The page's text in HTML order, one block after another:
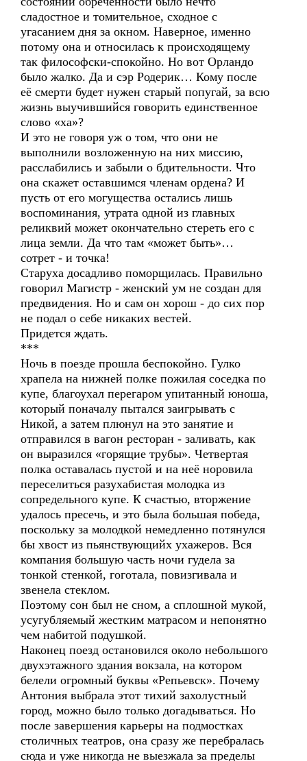
сладостное и томительное, сходное с
угасанием дня за окном. Наверное, именно
потому она и относилась к происходящему
так философски-спокойно. Но вот Орландо
было жалко. Да и сэр Родерик… Кому после
её смерти будет нужен старый попугай, за всю
жизнь выучившийся говорить единственное
слово «ха»?
И это не говоря уж о том, что они не
выполнили возложенную на них миссию,
расслабились и забыли о бдительности. Что
она скажет оставшимся членам ордена? И
пусть от его могущества остались лишь
воспоминания, утрата одной из главных
реликвий может окончательно стереть его с
лица земли. Да что там «может быть»…
сотрет - и точка!
Старуха досадливо поморщилась. Правильно
говорил Магистр - женский ум не создан для
предвидения. Но и сам он хорош - до сих пор
не подал о себе никаких вестей.
Придется ждать.
***
Ночь в поезде прошла беспокойно. Гулко
храпела на нижней полке пожилая соседка по
купе, благоухал перегаром упитанный юноша,
который поначалу пытался заигрывать с
Никой, а затем плюнул на это занятие и
отправился в вагон ресторан - заливать, как
он выразился «горящие трубы». Четвертая
полка оставалась пустой и на неё норовила
переселиться разухабистая молодка из
сопредельного купе. К счастью, вторжение
удалось пресечь, и это была большая победа,
поскольку за молодкой немедленно потянулся
бы хвост из пьянствующийх ухажеров. Вся
компания большую часть ночи гудела за
тонкой стенкой, гоготала, повизгивала и
звенела стеклом.
Поэтому сон был не сном, а сплошной мукой,
усугубляемый жестким матрасом и непонятно
чем набитой подушкой.
Наконец поезд остановился около небольшого
двухэтажного здания вокзала, на котором
белели огромный буквы «Репьевск». Почему
Антония выбрала этот тихий захолустный
город, можно было только догадываться. Но
после завершения карьеры на подмостках
столичных театров, она сразу же перебралась
сюда и уже никогда не выезжала за пределы